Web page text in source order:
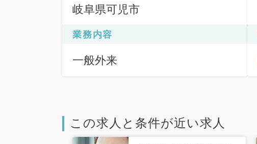
岐阜県可児市
業務内容
一般外来
この求人と条件が近い求人